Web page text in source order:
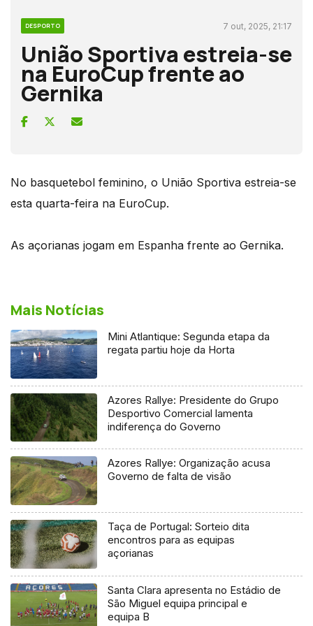
DESPORTO 7 out, 2025, 21:17
União Sportiva estreia-se
na EuroCup frente ao
Gernika
No basquetebol feminino, o União Sportiva estreia-se
esta quarta-feira na EuroCup.
As açorianas jogam em Espanha frente ao Gernika.
Mais Notícias
Mini Atlantique: Segunda etapa da
regata partiu hoje da Horta
Azores Rallye: Presidente do Grupo
Desportivo Comercial lamenta
indiferença do Governo
Azores Rallye: Organização acusa
Governo de falta de visão
Taça de Portugal: Sorteio dita
encontros para as equipas
açorianas
Santa Clara apresenta no Estádio de
São Miguel equipa principal e
equipa B